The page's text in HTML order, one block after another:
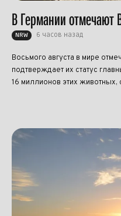
В Германии
NRW 6 часов назад
Восьмого августа в мире
подтверждает их статус
16 миллионов этих